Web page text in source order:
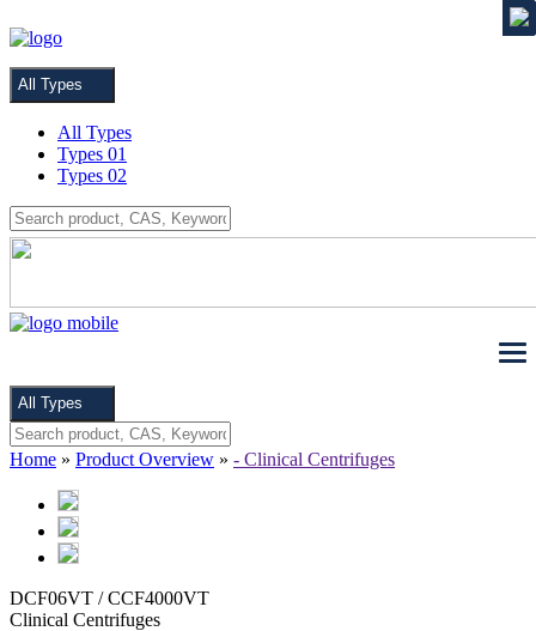
All Types
All Types
Types 01
Types 02
All Types
Home » Product Overview » - Clinical Centrifuges
DCF06VT / CCF4000VT
Clinical Centrifuges